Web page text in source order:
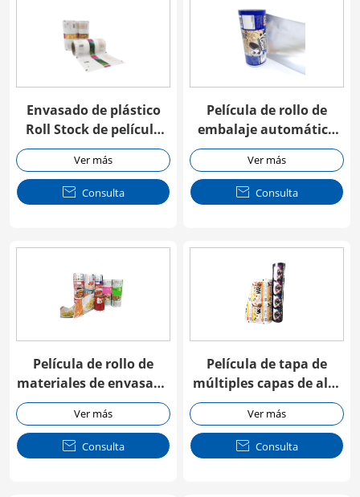
Envasado de plástico
Roll Stock de película
automática
Ver más
 Consulta
Película de rollo de
embalaje automático
de alimentos de lámina
de aluminio
Ver más
 Consulta
Película de rollo de
materiales de envasado
de alimentos para el
paquete automático
Ver más
 Consulta
Película de tapa de
múltiples capas de alta
barrera para envasado
de alimentos
Ver más
 Consulta